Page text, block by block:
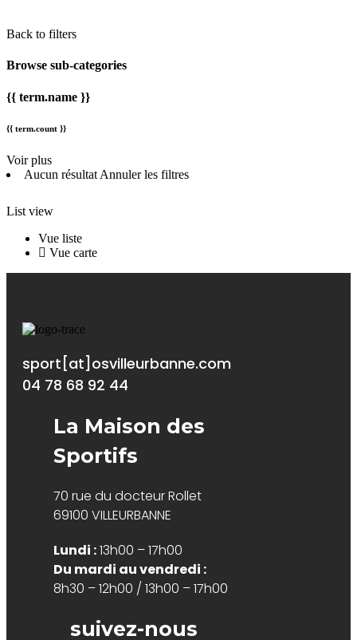
Back to filters
Browse sub-categories
{{ term.name }}
{{ term.count }}
Voir plus
Aucun résultatAnnuler les filtres
List view
Vue liste
Vue carte
sport[at]osvilleurbanne.com
04 78 68 92 44
La Maison des
Sportifs
70 rue du docteur Rollet
69100 VILLEURBANNE
Lundi :13h00 – 17h00
Du mardi au vendredi :
8h30 – 12h00 / 13h00 – 17h00
suivez-nous